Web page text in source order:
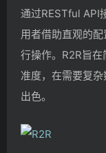
通过RESTful API
用者借助直观的
行操作。R2R旨
准度，在需要复
出色。